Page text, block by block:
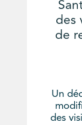
des
de
Un
des